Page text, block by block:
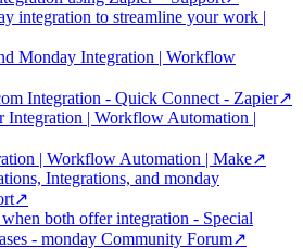
integration to streamline your work |
Monday Integration | Workflow
Integration - Quick Connect - Zapier↗
Integration | Workflow Automation |
| Workflow Automation | Make↗
Integrations, and monday
↗
both offer integration - Special
- monday Community Forum↗